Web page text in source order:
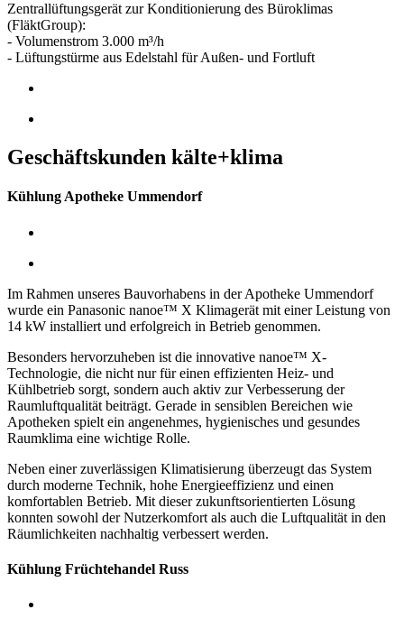
Zentrallüftungsgerät zur Konditionierung des Büroklimas
(FläktGroup):
- Volumenstrom 3.000 m³/h
- Lüftungstürme aus Edelstahl für Außen- und Fortluft
Geschäftskunden kälte+klima
Kühlung Apotheke Ummendorf
Im Rahmen unseres Bauvorhabens in der Apotheke Ummendorf
wurde ein Panasonic nanoe™ X Klimagerät mit einer Leistung von
14 kW installiert und erfolgreich in Betrieb genommen.
Besonders hervorzuheben ist die innovative nanoe™ X-
Technologie, die nicht nur für einen effizienten Heiz- und
Kühlbetrieb sorgt, sondern auch aktiv zur Verbesserung der
Raumluftqualität beiträgt. Gerade in sensiblen Bereichen wie
Apotheken spielt ein angenehmes, hygienisches und gesundes
Raumklima eine wichtige Rolle.
Neben einer zuverlässigen Klimatisierung überzeugt das System
durch moderne Technik, hohe Energieeffizienz und einen
komfortablen Betrieb. Mit dieser zukunftsorientierten Lösung
konnten sowohl der Nutzerkomfort als auch die Luftqualität in den
Räumlichkeiten nachhaltig verbessert werden.
Kühlung Früchtehandel Russ